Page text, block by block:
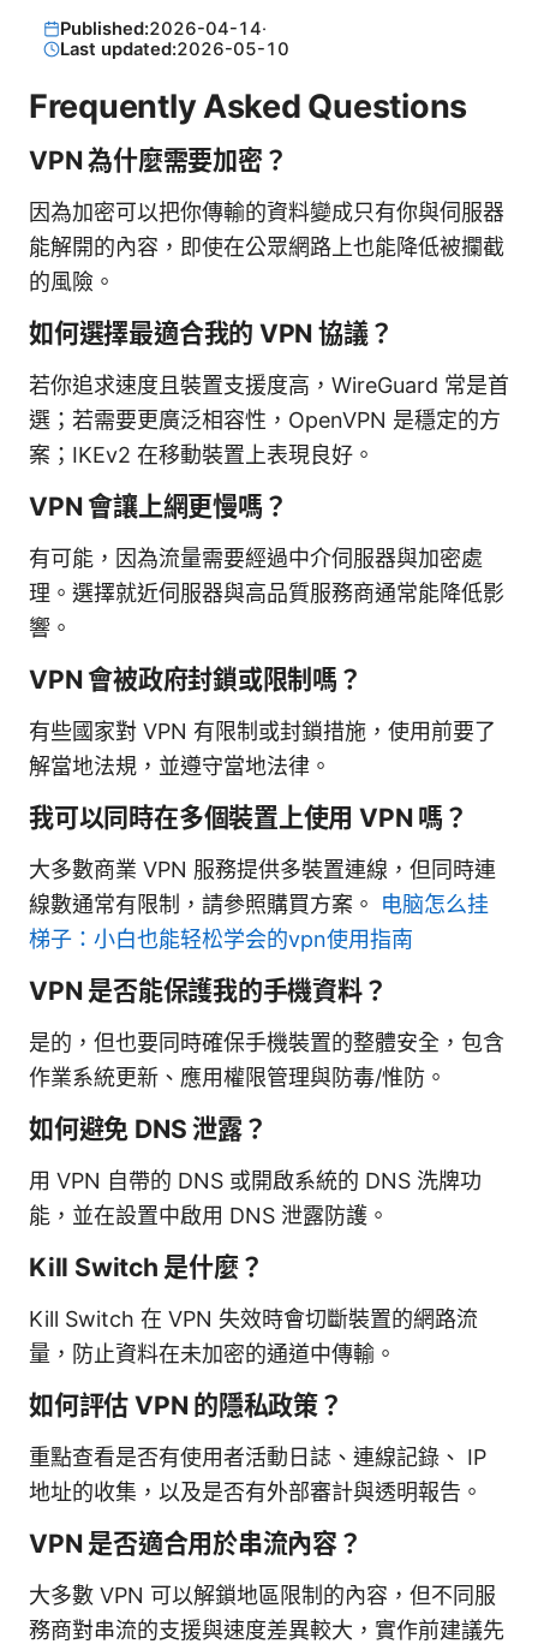
Published:2026-04-14·
Last updated:2026-05-10
Frequently Asked Questions
VPN 為什麼需要加密？
因為加密可以把你傳輸的資料變成只有你與伺服器
能解開的內容，即使在公眾網路上也能降低被攔截
的風險。
如何選擇最適合我的 VPN 協議？
若你追求速度且裝置支援度高，WireGuard 常是首
選；若需要更廣泛相容性，OpenVPN 是穩定的方
案；IKEv2 在移動裝置上表現良好。
VPN 會讓上網更慢嗎？
有可能，因為流量需要經過中介伺服器與加密處
理。選擇就近伺服器與高品質服務商通常能降低影
響。
VPN 會被政府封鎖或限制嗎？
有些國家對 VPN 有限制或封鎖措施，使用前要了
解當地法規，並遵守當地法律。
我可以同時在多個裝置上使用 VPN 嗎？
大多數商業 VPN 服務提供多裝置連線，但同時連
線數通常有限制，請參照購買方案。 电脑怎么挂
梯子：小白也能轻松学会的vpn使用指南
VPN 是否能保護我的手機資料？
是的，但也要同時確保手機裝置的整體安全，包含
作業系統更新、應用權限管理與防毒/惟防。
如何避免 DNS 泄露？
用 VPN 自帶的 DNS 或開啟系統的 DNS 洗牌功
能，並在設置中啟用 DNS 泄露防護。
Kill Switch 是什麼？
Kill Switch 在 VPN 失效時會切斷裝置的網路流
量，防止資料在未加密的通道中傳輸。
如何評估 VPN 的隱私政策？
重點查看是否有使用者活動日誌、連線記錄、 IP
地址的收集，以及是否有外部審計與透明報告。
VPN 是否適合用於串流內容？
大多數 VPN 可以解鎖地區限制的內容，但不同服
務商對串流的支援與速度差異較大，實作前建議先